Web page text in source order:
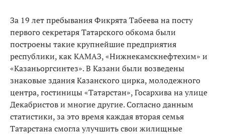
За 19 лет пребывания Фикрята Табеева на посту
первого секретаря Татарского обкома были
построены такие крупнейшие предприятия
республики, как КАМАЗ, «Нижнекамскнефтехим» и
«Казаньоргсинтез». В Казани были возведены
знаковые здания Казанского цирка, молодежного
центра, гостиницы «Татарстан», Госархива на улице
Декабристов и многие другие. Согласно данным
статистики, за это время каждая вторая семья
Татарстана смогла улучшить свои жилищные